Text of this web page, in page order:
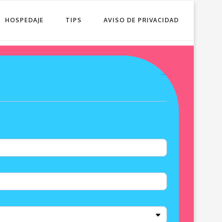
HOSPEDAJE TIPS AVISO DE PRIVACIDAD